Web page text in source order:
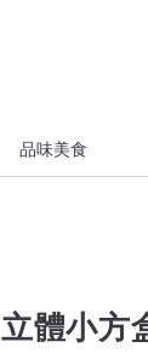
品味美食
立體小方